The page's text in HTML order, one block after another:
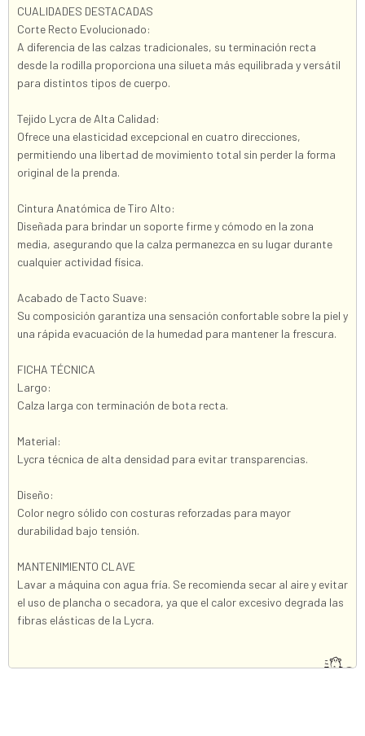
CUALIDADES DESTACADAS
Corte Recto Evolucionado:
A diferencia de las calzas tradicionales, su terminación recta
desde la rodilla proporciona una silueta más equilibrada y versátil
para distintos tipos de cuerpo.
Tejido Lycra de Alta Calidad:
Ofrece una elasticidad excepcional en cuatro direcciones,
permitiendo una libertad de movimiento total sin perder la forma
original de la prenda.
Cintura Anatómica de Tiro Alto:
Diseñada para brindar un soporte firme y cómodo en la zona
media, asegurando que la calza permanezca en su lugar durante
cualquier actividad física.
Acabado de Tacto Suave:
Su composición garantiza una sensación confortable sobre la piel y
una rápida evacuación de la humedad para mantener la frescura.
FICHA TÉCNICA
Largo:
Calza larga con terminación de bota recta.
Material:
Lycra técnica de alta densidad para evitar transparencias.
Diseño:
Color negro sólido con costuras reforzadas para mayor
durabilidad bajo tensión.
MANTENIMIENTO CLAVE
Lavar a máquina con agua fría. Se recomienda secar al aire y evitar
el uso de plancha o secadora, ya que el calor excesivo degrada las
fibras elásticas de la Lycra.